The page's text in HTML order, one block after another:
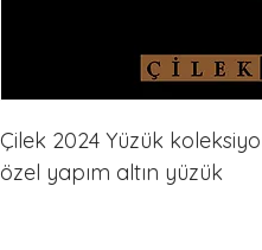
Çilek 2024 Yüzük
özel yapım altın yüzük